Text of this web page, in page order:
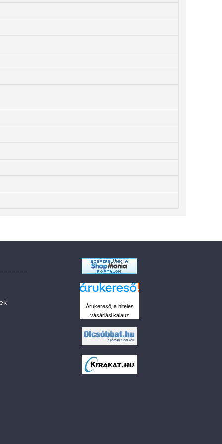
Árukereső, a hiteles
vásárlási kalauz